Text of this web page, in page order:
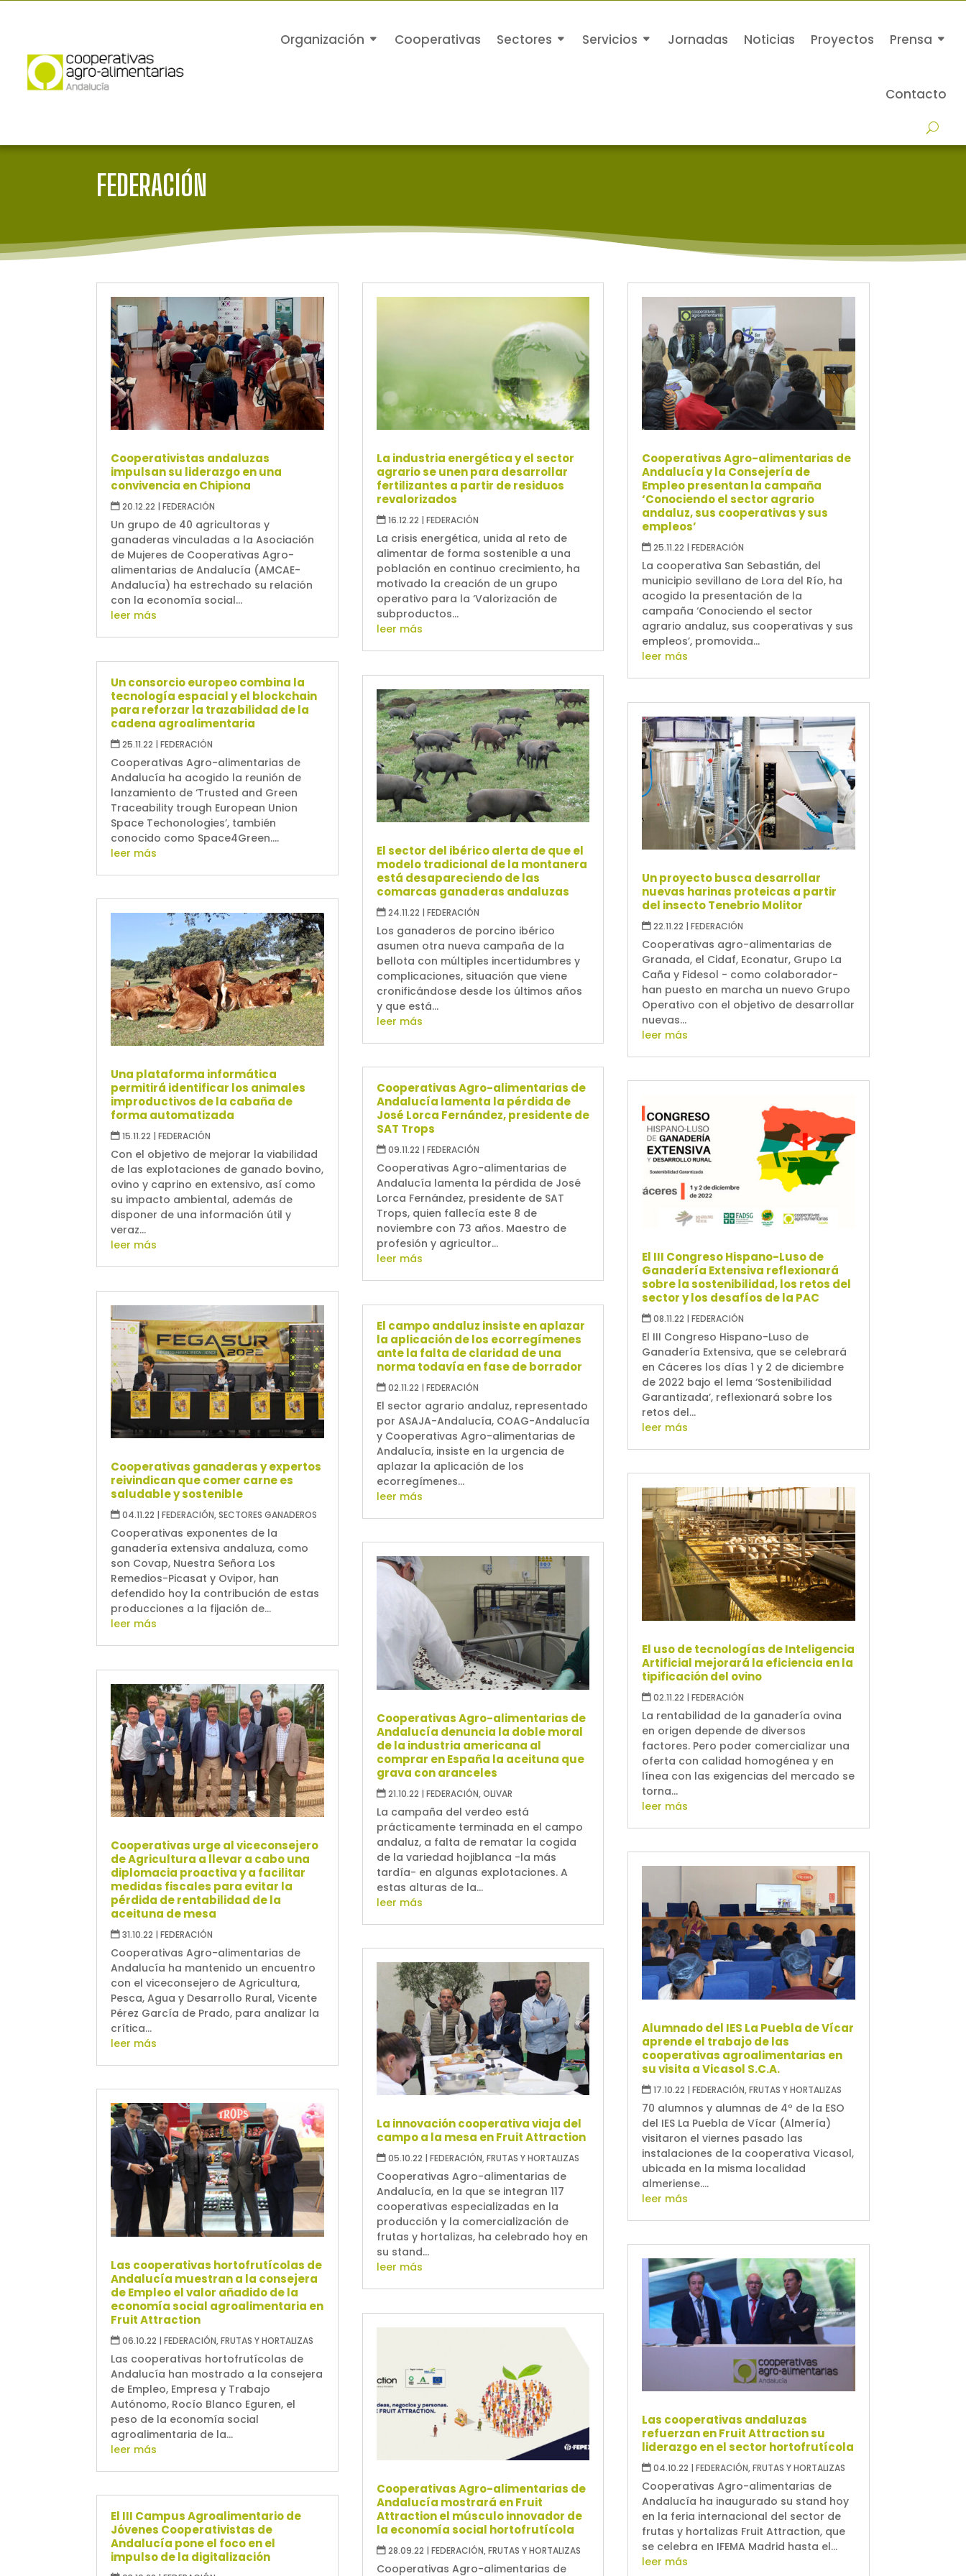
Organización Cooperativas Sectores Servicios Jornadas Noticias Proyectos Prensa
Contacto
FEDERACIÓN
Cooperativistas andaluzas
impulsan su liderazgo en una
convivencia en Chipiona
20.12.22 |FEDERACIÓN
Un grupo de 40 agricultoras y
ganaderas vinculadas a la Asociación
de Mujeres de Cooperativas Agro-
alimentarias de Andalucía (AMCAE-
Andalucía) ha estrechado su relación
con la economía social...
leer más
Un consorcio europeo combina la
tecnología espacial y el blockchain
para reforzar la trazabilidad de la
cadena agroalimentaria
25.11.22 |FEDERACIÓN
Cooperativas Agro-alimentarias de
Andalucía ha acogido la reunión de
lanzamiento de ‘Trusted and Green
Traceability trough European Union
Space Techonologies’, también
conocido como Space4Green....
leer más
Una plataforma informática
permitirá identificar los animales
improductivos de la cabaña de
forma automatizada
15.11.22 |FEDERACIÓN
Con el objetivo de mejorar la viabilidad
de las explotaciones de ganado bovino,
ovino y caprino en extensivo, así como
su impacto ambiental, además de
disponer de una información útil y
veraz...
leer más
Cooperativas ganaderas y expertos
reivindican que comer carne es
saludable y sostenible
04.11.22 |FEDERACIÓN,SECTORES GANADEROS
Cooperativas exponentes de la
ganadería extensiva andaluza, como
son Covap, Nuestra Señora Los
Remedios-Picasat y Ovipor, han
defendido hoy la contribución de estas
producciones a la fijación de...
leer más
Cooperativas urge al viceconsejero
de Agricultura a llevar a cabo una
diplomacia proactiva y a facilitar
medidas fiscales para evitar la
pérdida de rentabilidad de la
aceituna de mesa
31.10.22 |FEDERACIÓN
Cooperativas Agro-alimentarias de
Andalucía ha mantenido un encuentro
con el viceconsejero de Agricultura,
Pesca, Agua y Desarrollo Rural, Vicente
Pérez García de Prado, para analizar la
crítica...
leer más
Las cooperativas hortofrutícolas de
Andalucía muestran a la consejera
de Empleo el valor añadido de la
economía social agroalimentaria en
Fruit Attraction
06.10.22 |FEDERACIÓN,FRUTAS Y HORTALIZAS
Las cooperativas hortofrutícolas de
Andalucía han mostrado a la consejera
de Empleo, Empresa y Trabajo
Autónomo, Rocío Blanco Eguren, el
peso de la economía social
agroalimentaria de la...
leer más
El III Campus Agroalimentario de
Jóvenes Cooperativistas de
Andalucía pone el foco en el
impulso de la digitalización
La industria energética y el sector
agrario se unen para desarrollar
fertilizantes a partir de residuos
revalorizados
16.12.22 | FEDERACIÓN
La crisis energética, unida al reto de
alimentar de forma sostenible a una
población en continuo crecimiento, ha
motivado la creación de un grupo
operativo para la ‘Valorización de
subproductos...
leer más
El sector del ibérico alerta de que el
modelo tradicional de la montanera
está desapareciendo de las
comarcas ganaderas andaluzas
24.11.22 | FEDERACIÓN
Los ganaderos de porcino ibérico
asumen otra nueva campaña de la
bellota con múltiples incertidumbres y
complicaciones, situación que viene
cronificándose desde los últimos años
y que está...
leer más
Cooperativas Agro-alimentarias de
Andalucía lamenta la pérdida de
José Lorca Fernández, presidente de
SAT Trops
09.11.22 FEDERACIÓN
Cooperativas Agro-alimentarias de
Andalucía lamenta la pérdida de José
Lorca Fernández, presidente de SAT
Trops, quien fallecía este 8 de
noviembre con 73 años. Maestro de
profesión y agricultor...
leer más
El campo andaluz insiste en aplazar
la aplicación de los ecorregímenes
ante la falta de claridad de una
norma todavía en fase de borrador
02.11.22 | FEDERACIÓN
El sector agrario andaluz, representado
por ASAJA-Andalucía, COAG-Andalucía
y Cooperativas Agro-alimentarias de
Andalucía, insiste en la urgencia de
aplazar la aplicación de los
ecorregímenes...
leer más
Cooperativas Agro-alimentarias de
Andalucía denuncia la doble moral
de la industria americana al
comprar en España la aceituna que
grava con aranceles
21.10.22 | FEDERACIÓN,OLIVAR
La campaña del verdeo está
prácticamente terminada en el campo
andaluz, a falta de rematar la cogida
de la variedad hojiblanca -la más
tardía- en algunas explotaciones. A
estas alturas de la...
leer más
La innovación cooperativa viaja del
campo a la mesa en Fruit Attraction
05.10.22 | FEDERACIÓN,FRUTAS Y HORTALIZAS
Cooperativas Agro-alimentarias de
Andalucía, en la que se integran 117
cooperativas especializadas en la
producción y la comercialización de
frutas y hortalizas, ha celebrado hoy en
su stand...
leer más
Cooperativas Agro-alimentarias de
Andalucía mostrará en Fruit
Attraction el músculo innovador de
la economía social hortofrutícola
28.09.22 | FEDERACIÓN,FRUTAS Y HORTALIZAS
Cooperativas Agro-alimentarias de
Cooperativas Agro-alimentarias de
Andalucía y la Consejería de
Empleo presentan la campaña
‘Conociendo el sector agrario
andaluz, sus cooperativas y sus
empleos’
25.11.22 | FEDERACIÓN
La cooperativa San Sebastián, del
municipio sevillano de Lora del Río, ha
acogido la presentación de la
campaña ‘Conociendo el sector
agrario andaluz, sus cooperativas y sus
empleos’, promovida...
leer más
Un proyecto busca desarrollar
nuevas harinas proteicas a partir
del insecto Tenebrio Molitor
22.11.22 | FEDERACIÓN
Cooperativas agro-alimentarias de
Granada, el Cidaf, Econatur, Grupo La
Caña y Fidesol - como colaborador-
han puesto en marcha un nuevo Grupo
Operativo con el objetivo de desarrollar
nuevas...
leer más
El III Congreso Hispano-Luso de
Ganadería Extensiva reflexionará
sobre la sostenibilidad, los retos del
sector y los desafíos de la PAC
08.11.22 | FEDERACIÓN
El III Congreso Hispano-Luso de
Ganadería Extensiva, que se celebrará
en Cáceres los días 1 y 2 de diciembre
de 2022 bajo el lema ‘Sostenibilidad
Garantizada’, reflexionará sobre los
retos del...
leer más
El uso de tecnologías de Inteligencia
Artificial mejorará la eficiencia en la
tipificación del ovino
02.11.22 | FEDERACIÓN
La rentabilidad de la ganadería ovina
en origen depende de diversos
factores. Pero poder comercializar una
oferta con calidad homogénea y en
línea con las exigencias del mercado se
torna...
leer más
Alumnado del IES La Puebla de Vícar
aprende el trabajo de las
cooperativas agroalimentarias en
su visita a Vicasol S.C.A.
17.10.22 | FEDERACIÓN,FRUTAS Y HORTALIZAS
70 alumnos y alumnas de 4º de la ESO
del IES La Puebla de Vícar (Almería)
visitaron el viernes pasado las
instalaciones de la cooperativa Vicasol,
ubicada en la misma localidad
almeriense....
leer más
Las cooperativas andaluzas
refuerzan en Fruit Attraction su
liderazgo en el sector hortofrutícola
04.10.22 | FEDERACIÓN,FRUTAS Y HORTALIZAS
Cooperativas Agro-alimentarias de
Andalucía ha inaugurado su stand hoy
en la feria internacional del sector de
frutas y hortalizas Fruit Attraction, que
se celebra en IFEMA Madrid hasta el...
leer más